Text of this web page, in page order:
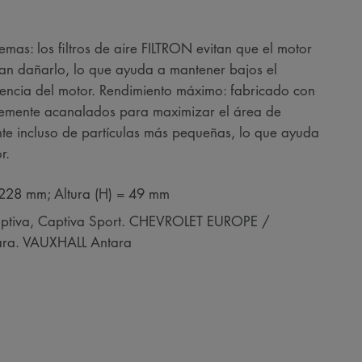
los filtros de aire FILTRON evitan que el motor
dañarlo, lo que ayuda a mantener bajos el
del motor. Rendimiento máximo: fabricado con
acanalados para maximizar el área de
incluso de partículas más pequeñas, lo que ayuda
mm; Altura (H) = 49 mm
Captiva Sport. CHEVROLET EUROPE /
VAUXHALL Antara